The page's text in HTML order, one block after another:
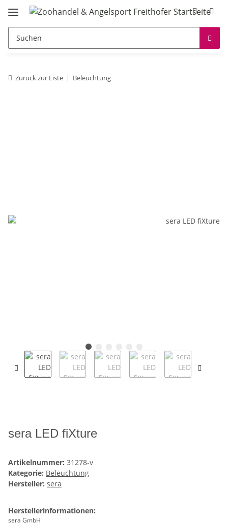
Zurück zur Liste Beleuchtung
sera LED fiXture
Artikelnummer: 31278-v
Kategorie: Beleuchtung
Hersteller: sera
Herstellerinformationen:
sera GmbH